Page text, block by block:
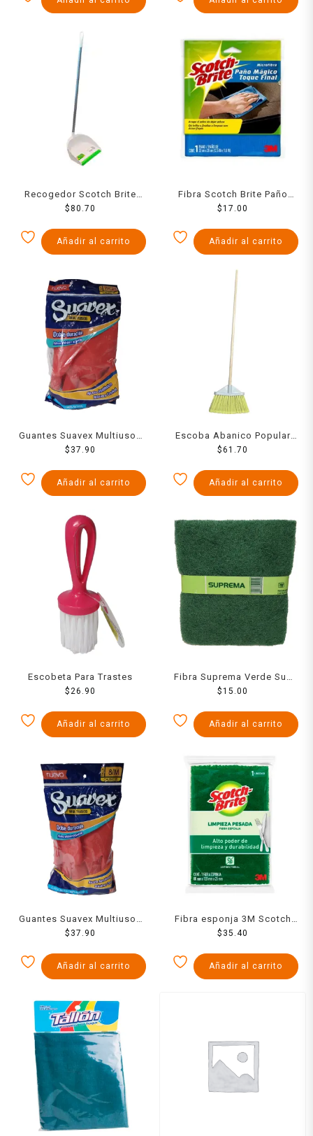
Recogedor Scotch Brite
Plastico
$ 80.70
Añadir al carrito
Fibra Scotch Brite Paño
Multiusos
$17.00
Añadir al carrito
Guantes Suavex Multiusos
Chico
$ 37.90
Añadir al carrito
Escoba Abanico Popular
Grande
$61.70
Añadir al carrito
Escobeta Para Trastes
$26.90
Añadir al carrito
Fibra Suprema Verde Su2
14 X 16
$15.00
Añadir al carrito
Guantes Suavex Multiusos
Mediano
$ 37.90
Añadir al carrito
Fibra esponja 3M Scotch
Brite grande 1 pza
$ 35.40
Añadir al carrito